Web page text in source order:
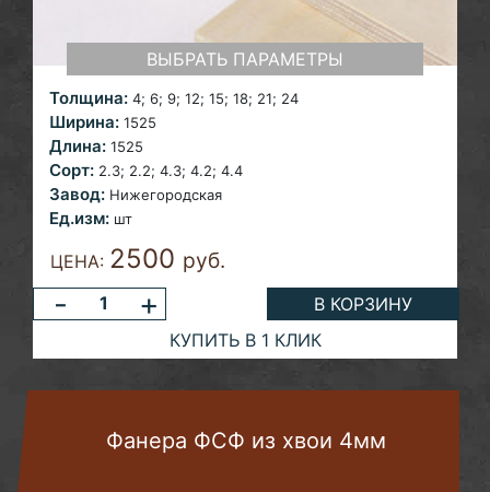
ВЫБРАТЬ ПАРАМЕТРЫ
Толщина: 4; 6; 9; 12; 15; 18; 21; 24
Ширина: 1525
Длина: 1525
Сорт: 2.3; 2.2; 4.3; 4.2; 4.4
Завод: Нижегородская
Ед.изм: шт
ЦЕНА: 2500 руб.
- +
В КОРЗИНУ
КУПИТЬ В 1 КЛИК
Фанера ФСФ из хвои 4мм